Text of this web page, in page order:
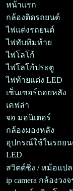
หน้าแรก
กล้องติดรถยนต์
ไฟแต่งรถยนต์
ไฟทับทิมท้าย
ไฟโลโก้
ไฟโลโก้ประตู
ไฟท้ายแต่ง LED
เซ็นเซอร์ถอยหลัง
เคฟล่า
จอ มอนิเตอร์
กล้องมองหลัง
อุปกรณ์ใช้ในรถยน
LED
สวิตต์ชิ่ง / หม้อแปล
ip camera กล้องวง